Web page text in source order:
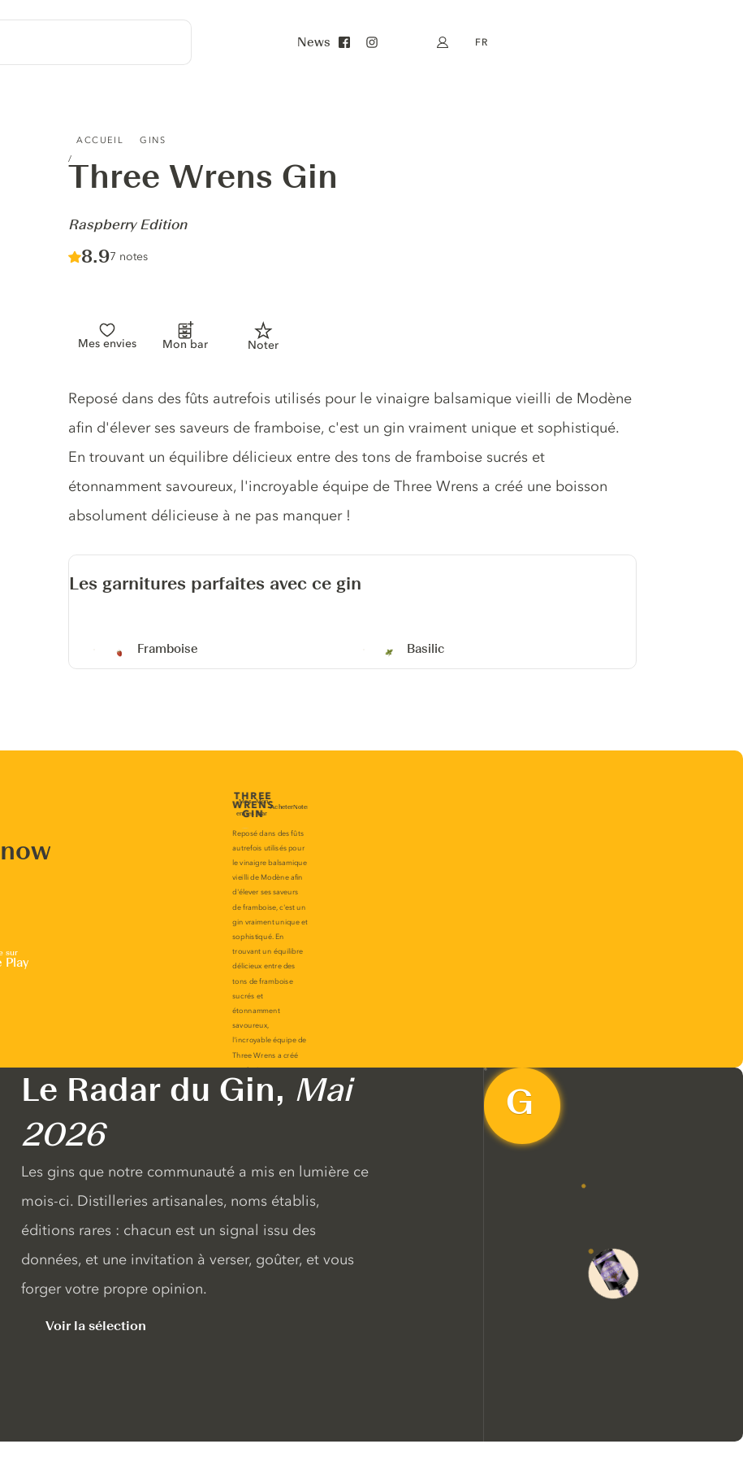
News Mon compte
FR
ACCUEIL GINS
Three Wrens Gin
-
Raspberry Edition
Score :
8.9/ 10
7 notes
Mes envies Mon bar Noter
Description du gin
Reposé dans des fûts autrefois utilisés pour le vinaigre balsamique vieilli de Modène
afin d'élever ses saveurs de framboise, c'est un gin vraiment unique et sophistiqué.
En trouvant un équilibre délicieux entre des tons de framboise sucrés et
étonnamment savoureux, l'incroyable équipe de Three Wrens a créé une boisson
absolument délicieuse à ne pas manquer !
Les garnitures parfaites avec ce gin
Framboise Basilic
sur
Play
Le Radar du Gin, Mai
2026
Les gins que notre communauté a mis en lumière ce
mois-ci. Distilleries artisanales, noms établis,
éditions rares : chacun est un signal issu des
données, et une invitation à verser, goûter, et vous
forger votre propre opinion.
Voir la sélection